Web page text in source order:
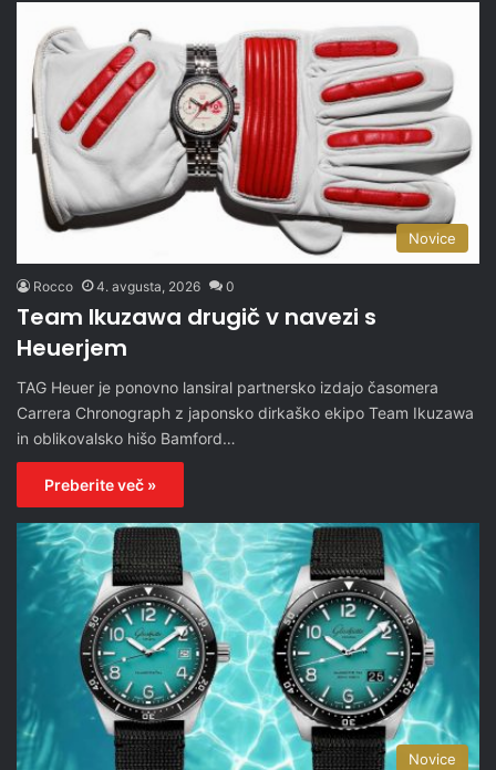
Novice
Rocco 4. avgusta, 2026 0
Team Ikuzawa drugič v navezi s
Heuerjem
TAG Heuer je ponovno lansiral partnersko izdajo časomera
Carrera Chronograph z japonsko dirkaško ekipo Team Ikuzawa
in oblikovalsko hišo Bamford…
Preberite več »
Novice